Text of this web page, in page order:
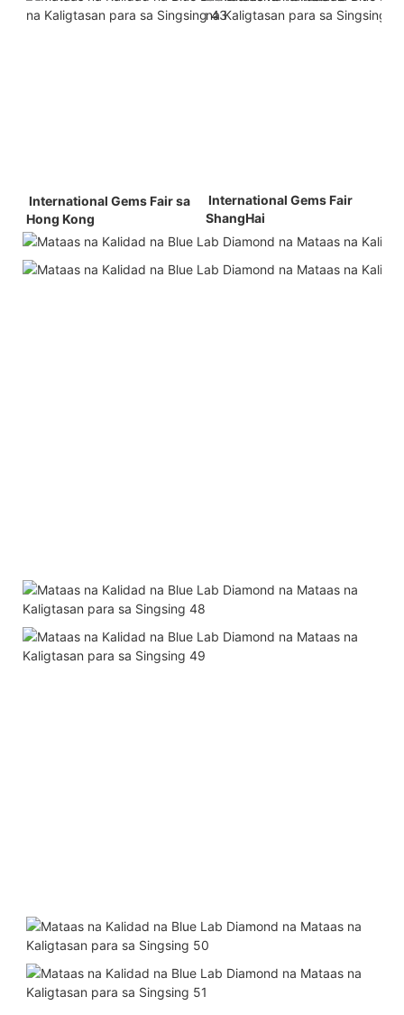
Hong Kong
ShangHai